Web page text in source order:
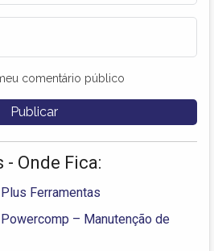
comentário público
Onde Fica:
Plus Ferramentas
Powercomp – Manutenção de